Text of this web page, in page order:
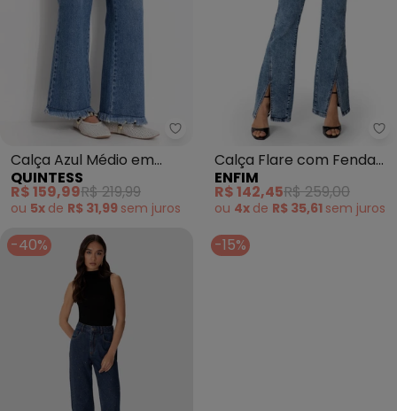
Quintess - Calça Azul Médio
Calça Azul Médio em
Jeans de Algodão
QUINTESS
R$ 159,99R$ 219,99
ou 5x de R$ 31,99 sem juros
Calça Flare com Fenda
Cintura Alta Jeans (Azul)
ENFIM
R$ 142,45R$ 259,00
ou 4x de R$ 35,61 sem juros
-40% -15%